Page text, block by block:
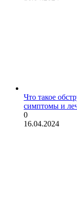
Что такое
симптомы и
0
16.04.2024